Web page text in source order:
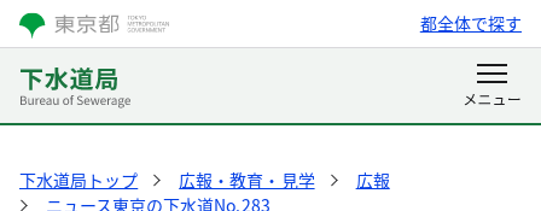
都全体で探す
下水道局トップ 広報・教育・見学
広報
ニュース東京の下水道No.283